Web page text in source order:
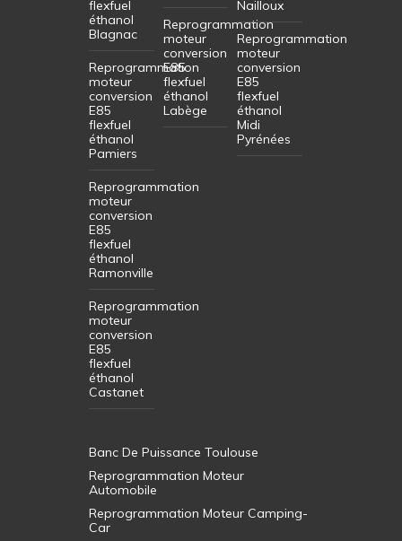
flexfuel
éthanol
Blagnac
Reprogrammation
moteur
conversion
E85
flexfuel
éthanol
Pamiers
Reprogrammation
moteur
conversion
E85
flexfuel
éthanol
Ramonville
Reprogrammation
moteur
conversion
E85
flexfuel
éthanol
Castanet
Reprogrammation
moteur
conversion
E85
flexfuel
éthanol
Labège
Nailloux
Reprogrammation
moteur
conversion
E85
flexfuel
éthanol
Midi
Pyrénées
Banc De Puissance Toulouse
Reprogrammation Moteur
Automobile
Reprogrammation Moteur Camping-
Car